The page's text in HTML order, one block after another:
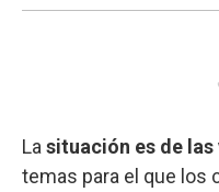
La situación es de las
temas para el que los